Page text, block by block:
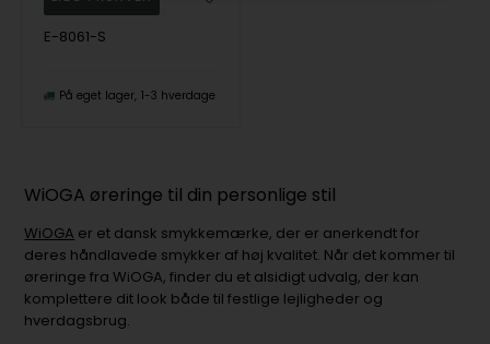
E-8061-S
På eget lager 1-3 hverdage
WiOGA øreringe til din personlige stil
WiOGA er et dansk smykkemærke, der er anerkendt for
deres håndlavede smykker af høj kvalitet. Når det kommer til
øreringe fra WiOGA, finder du et alsidigt udvalg, der kan
komplettere dit look både til festlige lejligheder og
hverdagsbrug.